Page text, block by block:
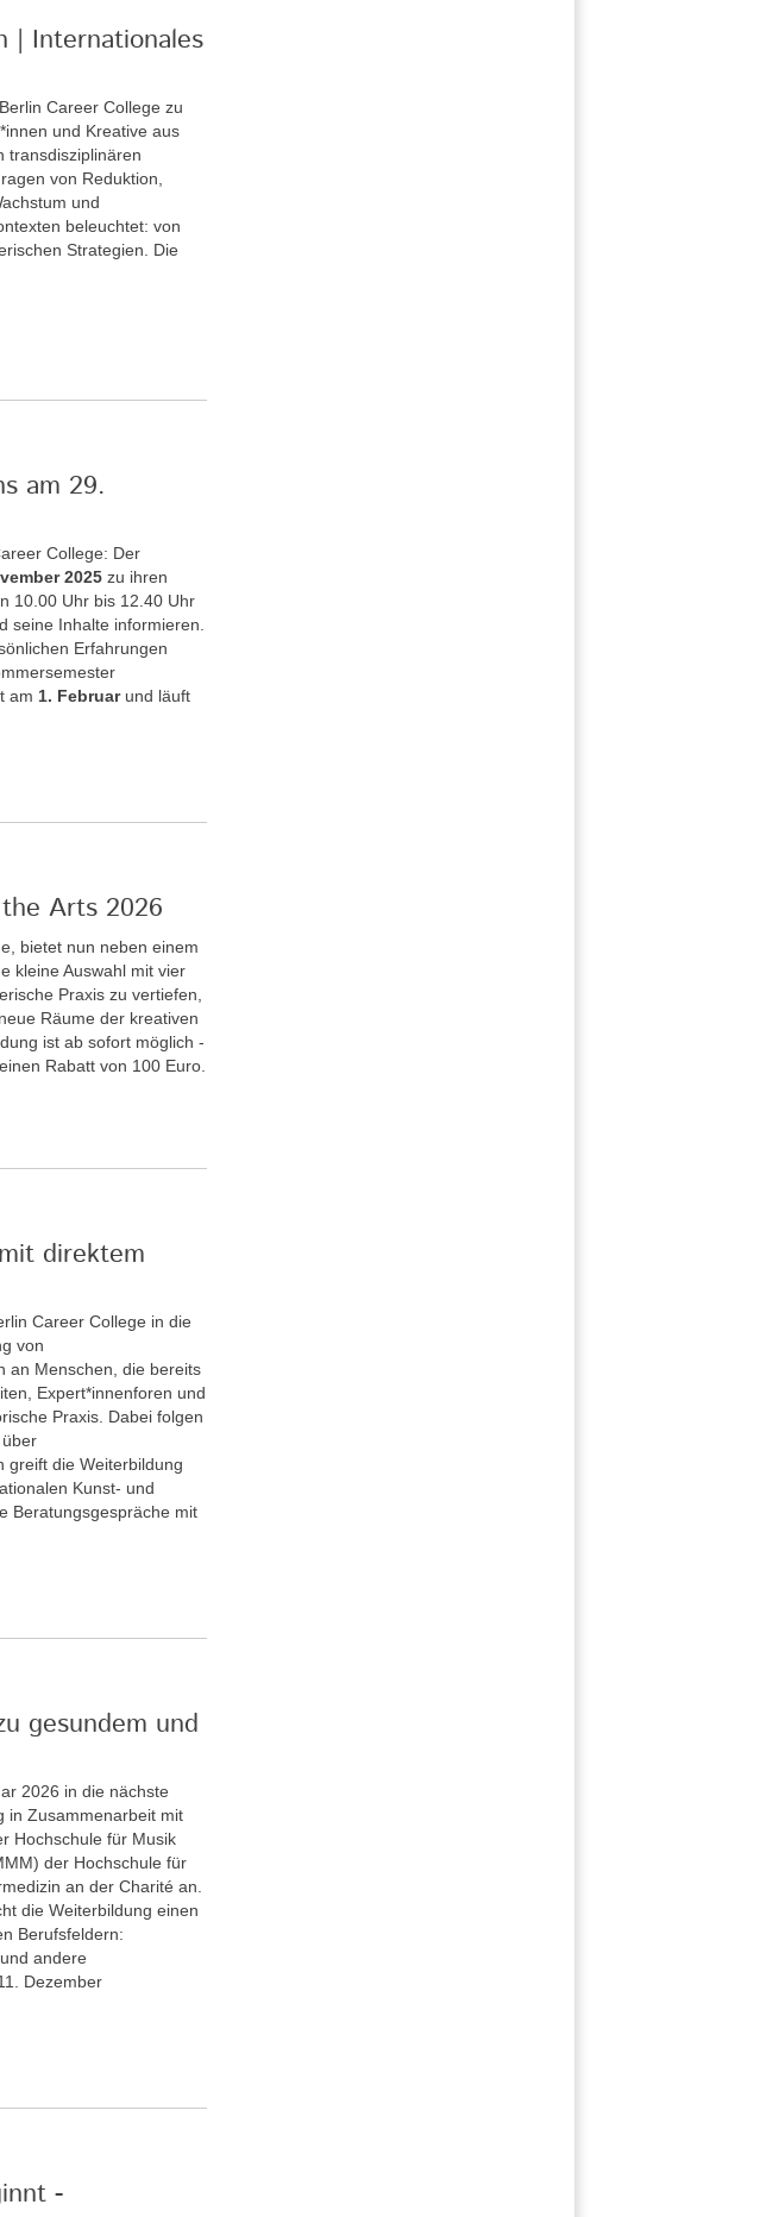
| Internationales
Career College zu
und Kreative aus
transdisziplinären
von Reduktion,
und
beleuchtet: von
Strategien. Die
am 29.
College: Der
2025 zu ihren
10.00 Uhr bis 12.40 Uhr
seine Inhalte informieren.
Erfahrungen
am 1. Februar und läuft
Arts 2026
bietet nun neben einem
kleine Auswahl mit vier
Praxis zu vertiefen,
Räume der kreativen
ist ab sofort möglich -
Rabatt von 100 Euro.
direktem
Career College in die
von
an Menschen, die bereits
Expert*innenforen und
Praxis. Dabei folgen
greift die Weiterbildung
Kunst- und
Beratungsgespräche mit
gesundem und
2026 in die nächste
in Zusammenarbeit mit
Hochschule für Musik
der Hochschule für
an der Charité an.
die Weiterbildung einen
Berufsfeldern:
andere
Dezember
-